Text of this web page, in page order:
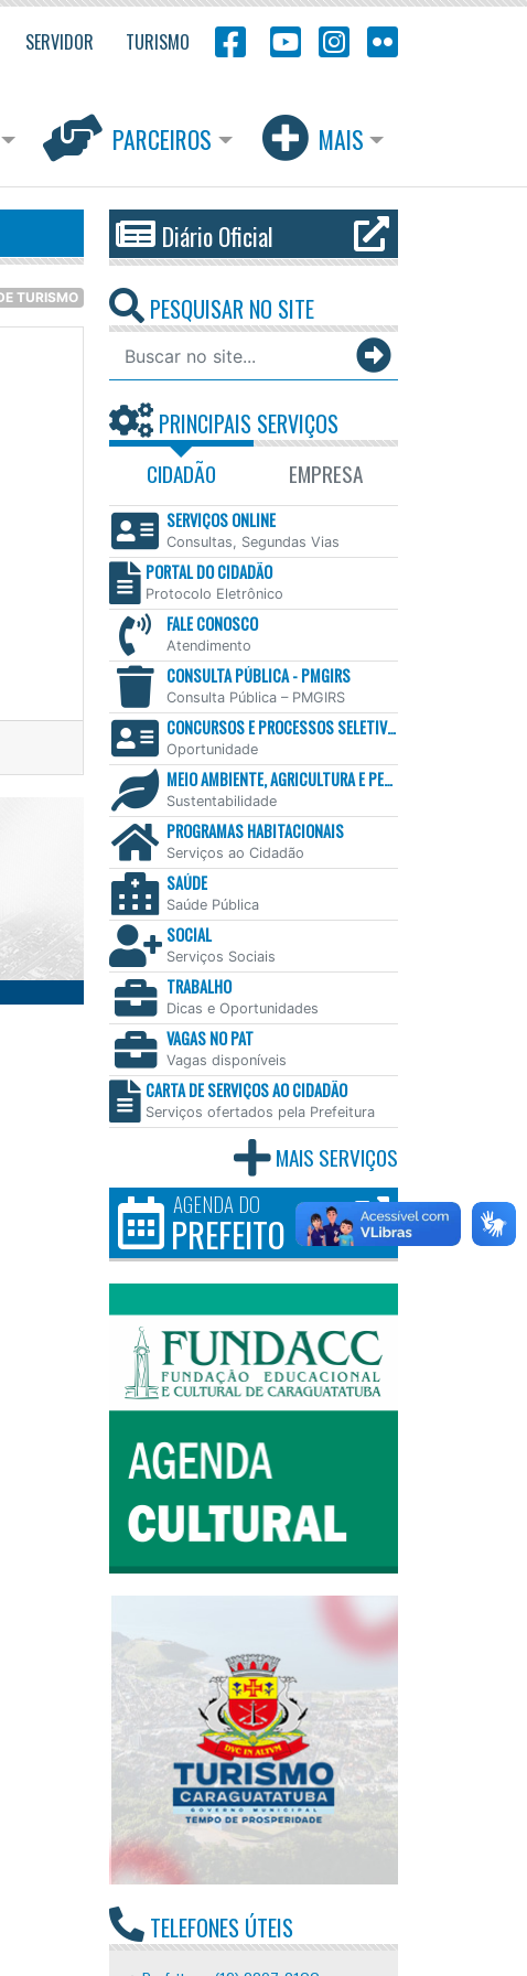
SERVIDOR TURISMO
PARCEIROS MAIS
TURISMO
Diário Oficial
PESQUISAR NO SITE
PRINCIPAIS SERVIÇOS
CIDADÃO EMPRESA
SERVIÇOS ONLINE
Consultas, Segundas Vias
PORTAL DO CIDADÃO
Protocolo Eletrônico
FALE CONOSCO
Atendimento
CONSULTA PÚBLICA - PMGIRS
Consulta Pública – PMGIRS
CONCURSOS E PROCESSOS SELETIVOS
Oportunidade
MEIO AMBIENTE, AGRICULTURA E PESCA
Sustentabilidade
PROGRAMAS HABITACIONAIS
Serviços ao Cidadão
SAÚDE
Saúde Pública
SOCIAL
Serviços Sociais
TRABALHO
Dicas e Oportunidades
VAGAS NO PAT
Vagas disponíveis
CARTA DE SERVIÇOS AO CIDADÃO
Serviços ofertados pela Prefeitura
MAIS SERVIÇOS
AGENDA DO
PREFEITO
TELEFONES ÚTEIS